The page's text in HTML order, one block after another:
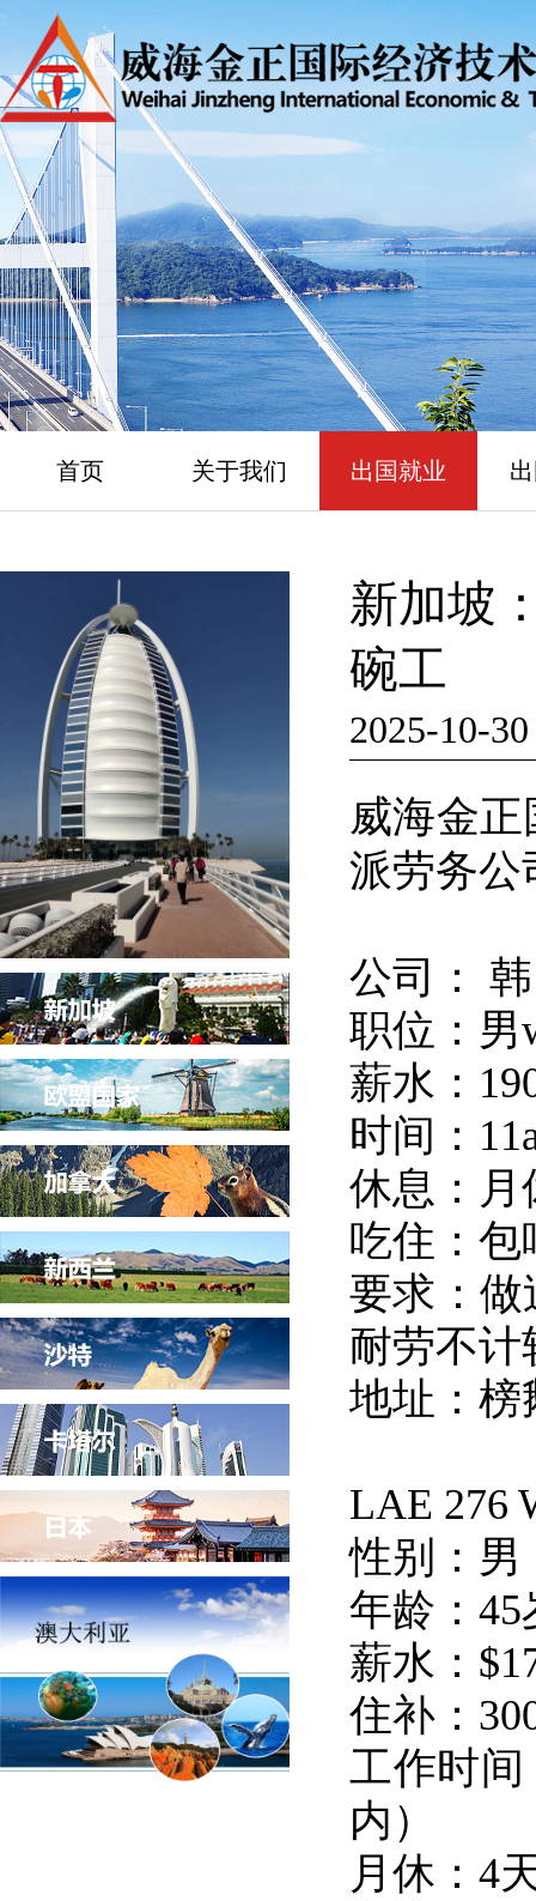
首页 关于我们 出国就业
新加坡
碗工
2025-10-30
威海金
派劳务
公司：
职位：男
薪水：
时间：
休息：月
吃住：包
要求：做
耐劳不计
地址：榜
LAE 276
性别：男
年龄：45
薪水：
住补：
工作时
内）
月休：4